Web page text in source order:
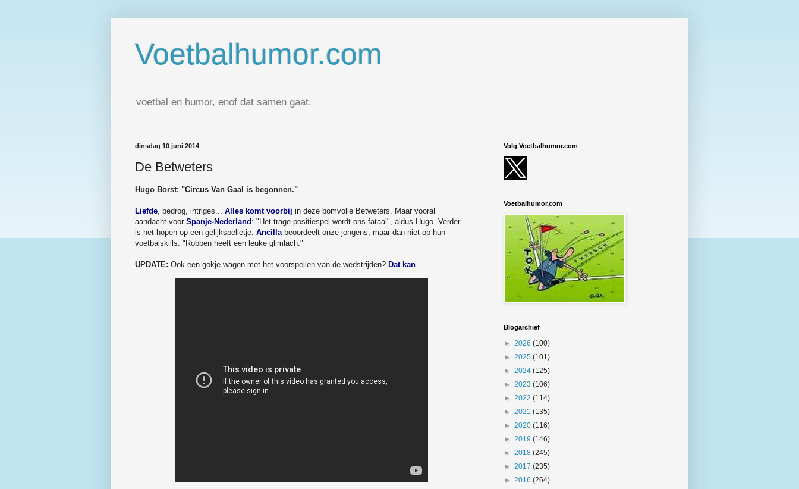
Voetbalhumor.com
voetbal en humor, enof dat samen gaat.
dinsdag 10 juni 2014
De Betweters
Hugo Borst: "Circus Van Gaal is begonnen."
Liefde, bedrog, intriges... Alles komt voorbij in deze bomvolle Betweters. Maar vooral
aandacht voor Spanje-Nederland : "Het trage positiespel wordt ons fataal", aldus Hugo. Verder
is het hopen op een gelijkspelletje. Ancillabeoordeelt onze jongens, maar dan niet op hun
voetbalskills: "Robben heeft een leuke glimlach."
UPDATE: Ook een gokje wagen met het voorspellen van de wedstrijden? Dat kan.
Volg Voetbalhumor.com
Voetbalhumor.com
Blogarchief
► 2026 (100)
► 2025 (101)
► 2024 (125)
► 2023 (106)
► 2022 (114)
► 2021 (135)
► 2020 (116)
► 2019 (146)
► 2018 (245)
► 2017 (235)
► 2016 (264)